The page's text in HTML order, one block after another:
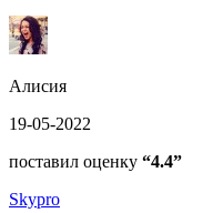
Алисия
19-05-2022
поставил оценку “4.4”
Skypro